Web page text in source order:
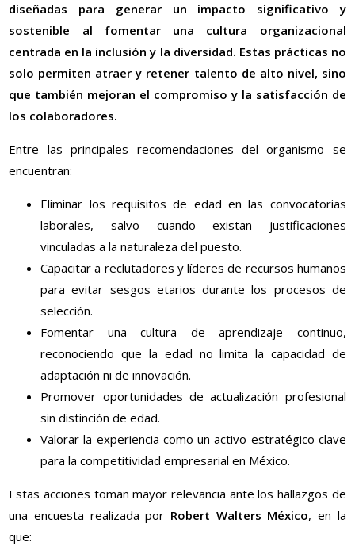
diseñadas para generar un impacto significativo y
sostenible al fomentar una cultura organizacional
centrada en la inclusión y la diversidad. Estas prácticas no
solo permiten atraer y retener talento de alto nivel, sino
que también mejoran el compromiso y la satisfacción de
los colaboradores.
Entre las principales recomendaciones del organismo se
encuentran:
Eliminar los requisitos de edad en las convocatorias
laborales, salvo cuando existan justificaciones
vinculadas a la naturaleza del puesto.
Capacitar a reclutadores y líderes de recursos humanos
para evitar sesgos etarios durante los procesos de
selección.
Fomentar una cultura de aprendizaje continuo,
reconociendo que la edad no limita la capacidad de
adaptación ni de innovación.
Promover oportunidades de actualización profesional
sin distinción de edad.
Valorar la experiencia como un activo estratégico clave
para la competitividad empresarial en México.
Estas acciones toman mayor relevancia ante los hallazgos de
una encuesta realizada por Robert Walters México, en la
que: